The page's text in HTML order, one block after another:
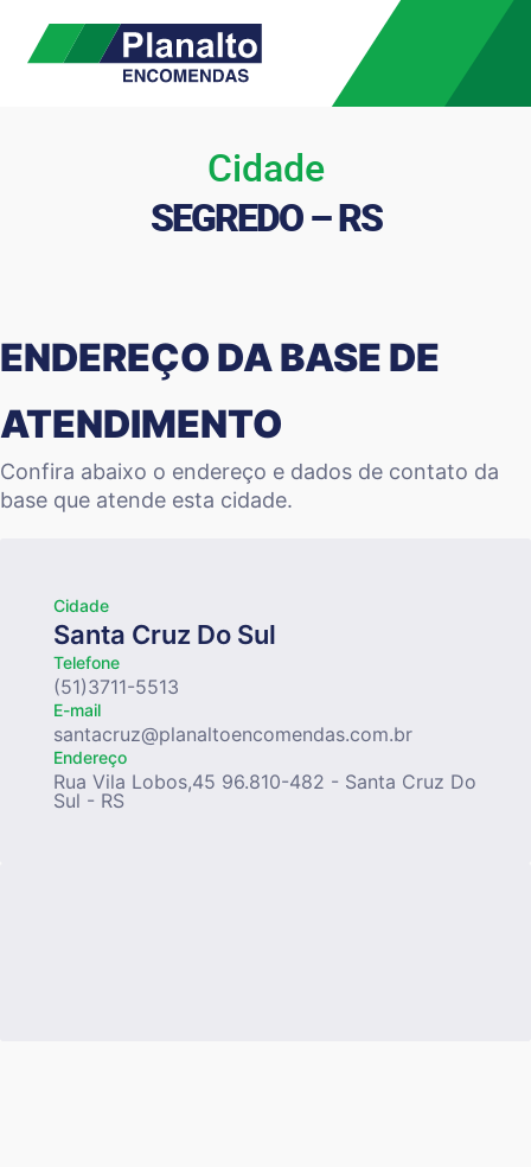
Cidade
SEGREDO – RS
ENDEREÇO DA BASE DE
ATENDIMENTO
Confira abaixo o endereço e dados de contato da
base que atende esta cidade.
Cidade
Santa Cruz Do Sul
Telefone
(51)3711-5513
E-mail
santacruz@planaltoencomendas.com.br
Endereço
Rua Vila Lobos,45 96.810-482 - Santa Cruz Do
Sul - RS